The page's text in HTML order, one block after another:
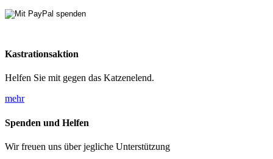
Kastrationsaktion
Helfen Sie mit gegen das Katzenelend.
mehr
Spenden und Helfen
Wir freuen uns über jegliche Unterstützung